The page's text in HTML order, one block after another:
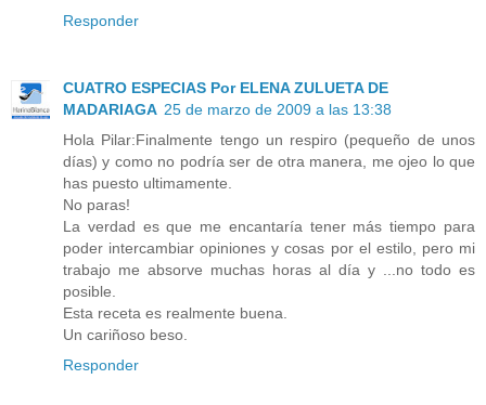
Responder
CUATRO ESPECIAS Por ELENA ZULUETA DE
MADARIAGA 25 de marzo de 2009 a las 13:38
Hola Pilar:Finalmente tengo un respiro (pequeño de unos
días) y como no podría ser de otra manera, me ojeo lo que
has puesto ultimamente.
No paras!
La verdad es que me encantaría tener más tiempo para
poder intercambiar opiniones y cosas por el estilo, pero mi
trabajo me absorve muchas horas al día y ...no todo es
posible.
Esta receta es realmente buena.
Un cariñoso beso.
Responder